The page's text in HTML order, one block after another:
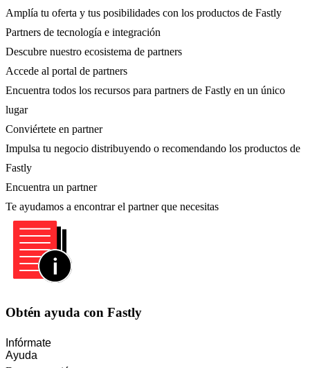
Amplía tu oferta y tus posibilidades con los productos de Fastly
Partners de tecnología e integración
Descubre nuestro ecosistema de partners
Accede al portal de partners
Encuentra todos los recursos para partners de Fastly en un único
lugar
Conviértete en partner
Impulsa tu negocio distribuyendo o recomendando los productos de
Fastly
Encuentra un partner
Te ayudamos a encontrar el partner que necesitas
Obtén ayuda con Fastly
Infórmate
Ayuda